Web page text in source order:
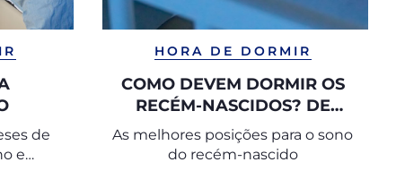
de
e
HORA DE DORMIR
COMO DEVEM DORMIR OS
RECÉM-NASCIDOS? DE
BARRIGA PARA CIMA
As melhores posições para o sono
do recém-nascido